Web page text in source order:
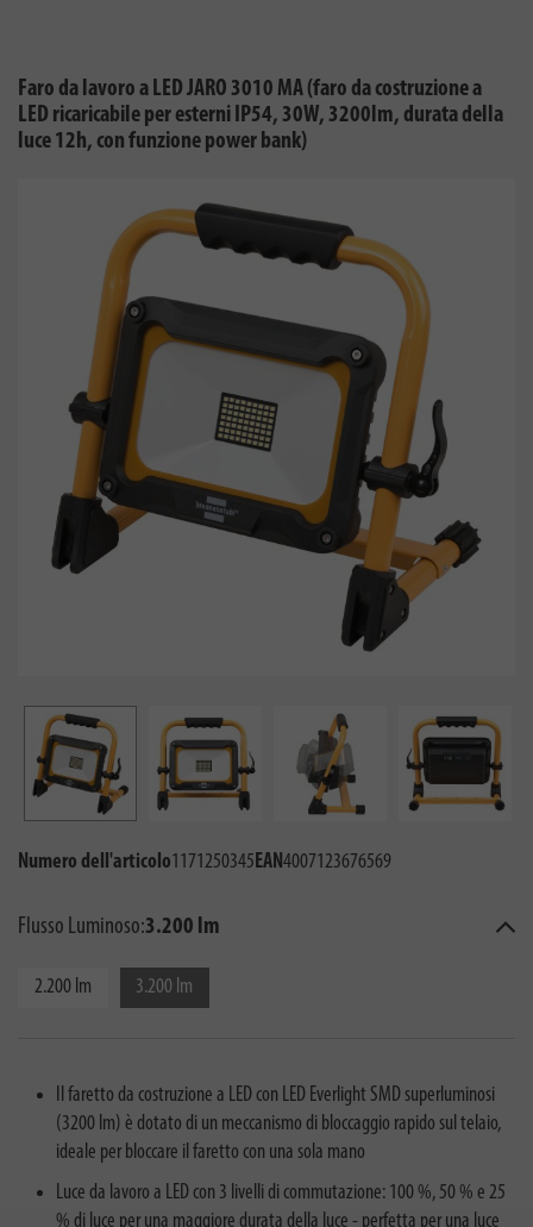
Faro da lavoro a LED JARO 3010 MA (faro da costruzione a
LED ricaricabile per esterni IP54, 30W, 3200lm, durata della
luce 12h, con funzione power bank)
Numero dell'articolo1171250345EAN4007123676569
Flusso Luminoso:3.200 lm
2.200 lm 3.200 lm
Il faretto da costruzione a LED con LED Everlight SMD superluminosi
(3200 lm) è dotato di un meccanismo di bloccaggio rapido sul telaio,
ideale per bloccare il faretto con una sola mano
Luce da lavoro a LED con 3 livelli di commutazione: 100 %, 50 % e 25
% di luce per una maggiore durata della luce - perfetta per una luce